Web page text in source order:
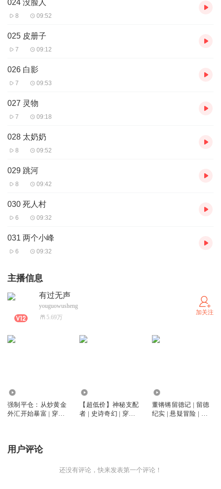
024 没脸人
8 09:52
025 皮册子
7 09:12
026 白影
7 09:53
027 灵物
7 09:18
028 太奶奶
8 09:52
029 跳河
8 09:42
030 死人村
6 09:32
031 两个小峰
6 09:32
主播信息
有过无声
youguowusheng
5.69万
加关注
强制平仓：从炒黄金
外汇开始暴富 | 穿越 |
【超低价】神秘支配
者 | 史诗奇幻 | 穿越 |
董锵锵留德记 | 留德
纪实 | 悬疑冒险 | 工
用户评论
还没有评论，快来发表第一个评论！